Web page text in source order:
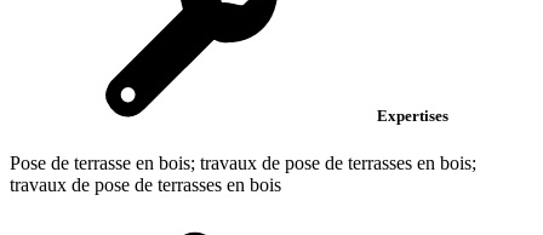
Expertises
Pose de terrasse en bois; travaux de pose de terrasses en bois;
travaux de pose de terrasses en bois